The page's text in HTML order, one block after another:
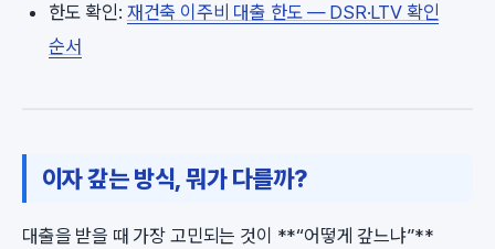
한도 확인: 재건축 이주비 대출 한도 — DSR·LTV 확인
순서
이자 갚는 방식, 뭐가 다를까?
대출을 받을 때 가장 고민되는 것이 **“어떻게 갚느냐”**